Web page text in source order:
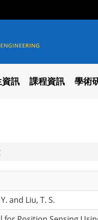
系
資訊 課程資訊 學術
and Liu, T. S.